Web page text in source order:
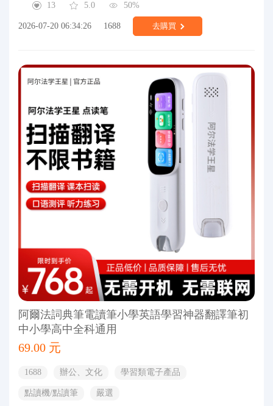
13
5.0 50%
2026-07-20 06:34:26 1688 去購買
阿爾法詞典筆電讀筆小學英語學習神器翻譯筆初
中小學高中全科通用
69.00 元
1688 辦公、文化 學習類電子產品
點讀機/點讀筆
嚴選